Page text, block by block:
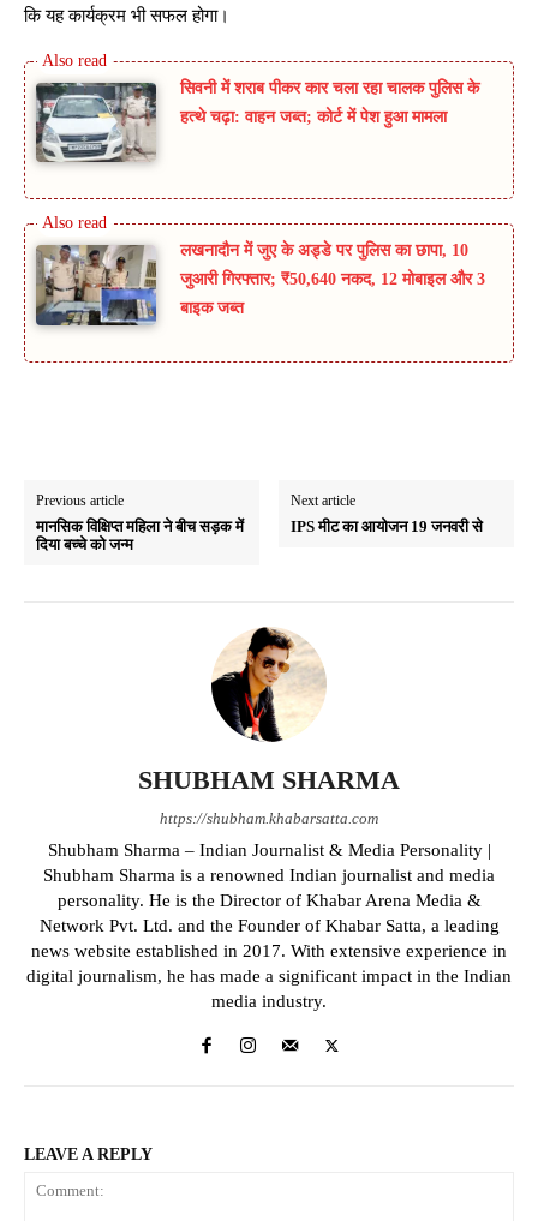
कि यह कार्यक्रम भी सफल होगा।
सिवनी में शराब पीकर कार चला रहा चालक पुलिस के
हत्थे चढ़ा: वाहन जब्त; कोर्ट में पेश हुआ मामला
लखनादौन में जुए के अड्डे पर पुलिस का छापा, 10
जुआरी गिरफ्तार; ₹50,640 नकद, 12 मोबाइल और 3
बाइक जब्त
Previous article
मानसिक विक्षिप्त महिला ने बीच सड़क में
दिया बच्चे को जन्म
Next article
IPS मीट का आयोजन 19 जनवरी से
SHUBHAM SHARMA
https://shubham.khabarsatta.com
Shubham Sharma – Indian Journalist & Media Personality |
Shubham Sharma is a renowned Indian journalist and media
personality. He is the Director of Khabar Arena Media &
Network Pvt. Ltd. and the Founder of Khabar Satta, a leading
news website established in 2017. With extensive experience in
digital journalism, he has made a significant impact in the Indian
media industry.
LEAVE A REPLY